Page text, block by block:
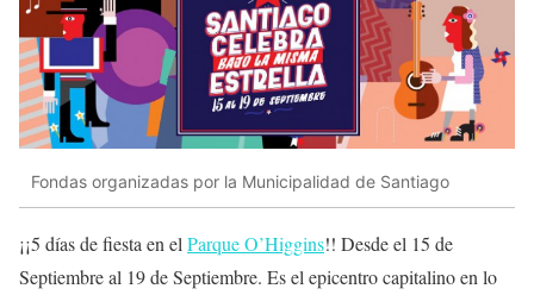
Fondas organizadas por la Municipalidad de Santiago
¡¡5 días de fiesta en el Parque O’Higgins!! Desde el 15 de
Septiembre al 19 de Septiembre. Es el epicentro capitalino en lo